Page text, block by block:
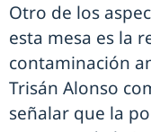
Otro de los
esta mesa es la
contaminación
Trisán Alonso
señalar que la